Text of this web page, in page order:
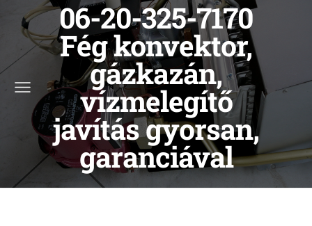
06-20-325-7170
Fég konvektor,
gázkazán,
vízmelegítő
javítás gyorsan,
garanciával